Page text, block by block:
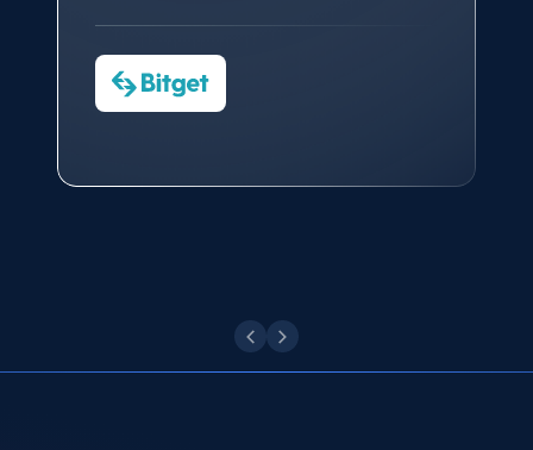
X (formerly Twitter) - Posts - Getting x
ID, User posted, Name, Description, Date
posted, Photos, URL, Quoted post, and more.
TikTok - Profiles
数据科学专家
Charmagne Cruz
—— Shopee Philippines Inc. 报告与分析、
Convert Group 的 CTO